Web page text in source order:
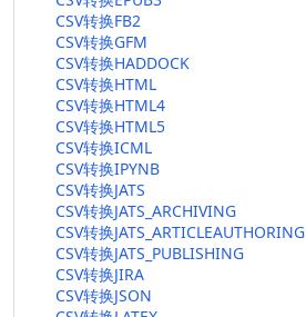
CSV转换FB2
CSV转换GFM
CSV转换HADDOCK
CSV转换HTML
CSV转换HTML4
CSV转换HTML5
CSV转换ICML
CSV转换IPYNB
CSV转换JATS
CSV转换JATS_ARCHIVING
CSV转换JATS_ARTICLEAUTHORING
CSV转换JATS_PUBLISHING
CSV转换JIRA
CSV转换JSON